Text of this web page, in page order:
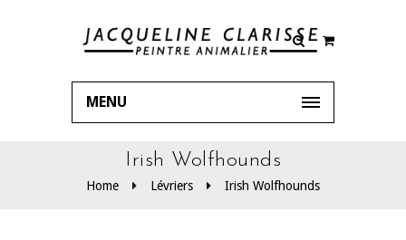
MENU
Irish Wolfhounds
Home Lévriers Irish Wolfhounds